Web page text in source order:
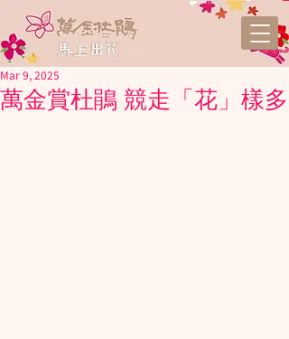
萬金賞杜鵑 競走「花」樣多
Mar 9, 2025